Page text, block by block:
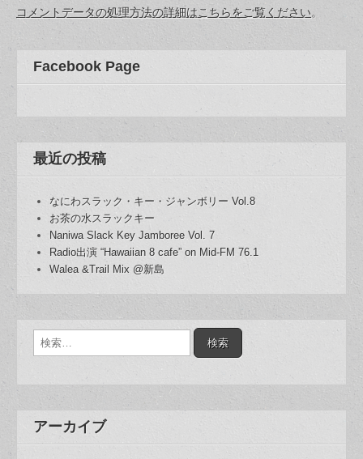
コメントデータの処理方法の詳細はこちらをご覧ください。
Facebook Page
最近の投稿
なにわスラック・キー・ジャンボリー Vol.8
お茶の水スラックキー
Naniwa Slack Key Jamboree Vol. 7
Radio出演 “Hawaiian 8 cafe” on Mid-FM 76.1
Walea &Trail Mix @新島
検
索:
アーカイブ